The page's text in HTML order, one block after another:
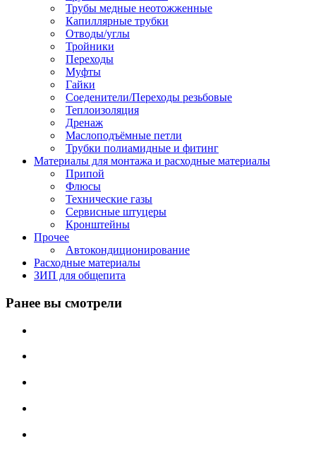
Трубы медные неотожженные
Капиллярные трубки
Отводы/углы
Тройники
Переходы
Муфты
Гайки
Соеденители/Переходы резьбовые
Теплоизоляция
Дренаж
Маслоподъёмные петли
Трубки полиамидные и фитинг
Материалы для монтажа и расходные материалы
Припой
Флюсы
Технические газы
Сервисные штуцеры
Кронштейны
Прочее
Автокондиционирование
Расходные материалы
ЗИП для общепита
Ранее вы смотрели